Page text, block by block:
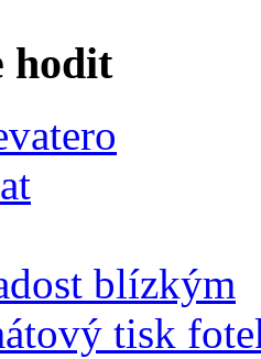
hodit
blízkým
tisk